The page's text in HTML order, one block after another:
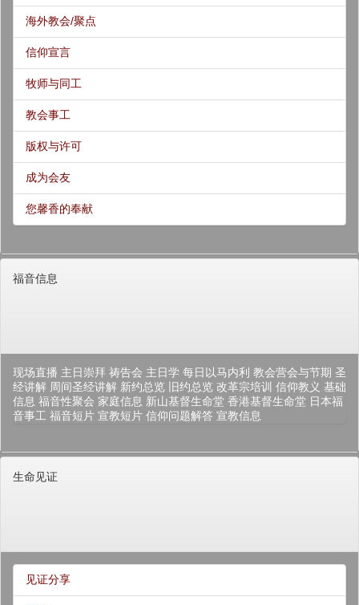
海外教会/聚点
信仰宣言
牧师与同工
教会事工
版权与许可
成为会友
您馨香的奉献
福音信息
现场直播 主日崇拜 祷告会 主日学 每日以马内利 教会营会与节期 圣
经讲解 周间圣经讲解 新约总览 旧约总览 改革宗培训 信仰教义 基础
信息 福音性聚会 家庭信息 新山基督生命堂 香港基督生命堂 日本福
音事工 福音短片 宣教短片 信仰问题解答 宣教信息
生命见证
见证分享